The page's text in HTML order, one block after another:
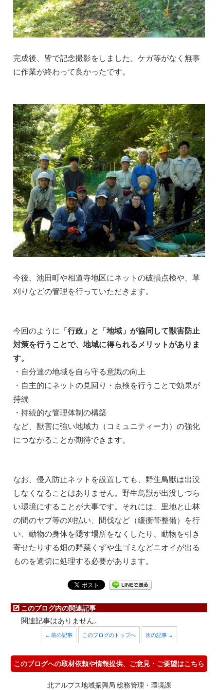
完成後、皆で記念撮影をしました。ケガ等がなく無事
に作業が終わって良かったです。
今後、池田町や相道寺地区にネットの破損点検や、草
刈りなどの管理を行っていただきます。
今回のように 「行政」と「地域」が協同して獣害防止
対策を行うことで、地域に得られるメリットがありま
す。
・自分達の地域を自ら守る意識の向上
・自主的にネットの見回り・点検を行うことで効果が
持続
・持続的な管理体制の構築
など、獣害に強い地域力（コミュニティー力）の強化
につながることが期待できます。
なお、侵入防止ネットを設置しても、野生鳥獣は出没
しなくなることはありません。野生鳥獣が出没しづら
い環境にすることが大事です。それには、里地と山林
の間のヤブ等の刈払い、間伐など（緩衝帯整備）を行
い、動物の身体を隠す場所をなくしたり、動物を引き
寄せたりする畑の野菜くずや生ゴミなどニオイが出る
ものを適切に処理する必要があります。
このブログ内の関連記事
関連記事はありません。
← 前の記事 このブログのトップへ 次の記事 →
このブログへの取材依頼や情報提供、ご意見・ご要望はこちら
北アルプス地域振興局 総務管理・環境課